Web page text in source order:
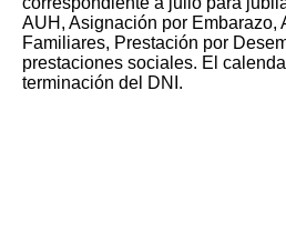
AUH, Asignación por Embarazo,
Familiares, Prestación por
prestaciones sociales. El
terminación del DNI.